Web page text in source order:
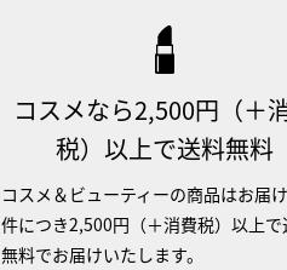
コスメなら2,500円（＋
税）以上で送料無料
コスメ＆ビューティーの商品はお届
件につき2,500円（＋消費税）以上で
無料でお届けいたします。